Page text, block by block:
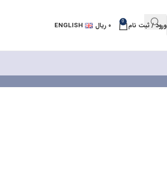
ورود / ثبت نام 0 ۰ ریال ENGLISH